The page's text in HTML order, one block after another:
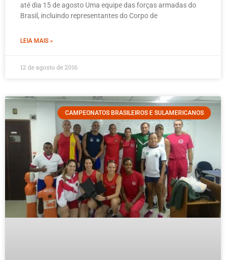
até dia 15 de agosto Uma equipe das forças armadas do
Brasil, incluindo representantes do Corpo de
LEIA MAIS »
12 de agosto de 2016
CAMPEONATOS BRASILEIROS E SULAMERICANOS